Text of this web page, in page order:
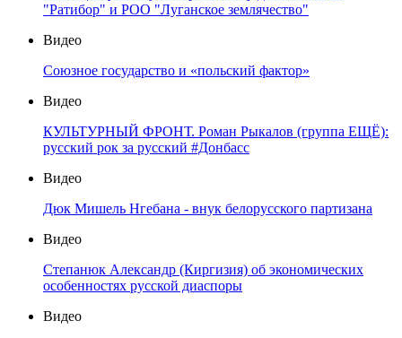
"Ратибор" и РОО "Луганское землячество"
Видео
Союзное государство и «польский фактор»
Видео
КУЛЬТУРНЫЙ ФРОНТ. Роман Рыкалов (группа ЕЩЁ):
русский рок за русский #Донбасс
Видео
Дюк Мишель Нгебана - внук белорусского партизана
Видео
Степанюк Александр (Киргизия) об экономических
особенностях русской диаспоры
Видео